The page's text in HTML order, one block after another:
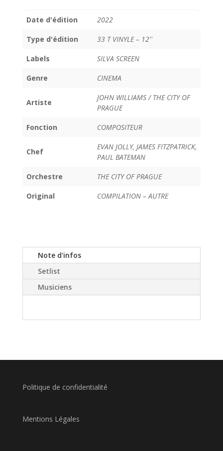
Date d'édition 2022
Type d'édition 33 T VINYLE – 12''
Labels SILVA SCREEN
Genre CINEMA
Artiste
JOHN WILLIAMS / THE CITY OF
PRAGUE
Fonction COMPOSITEUR
Chef
EVAN JOLLY, JAMES FITZPATRICK,
PAUL BATEMAN
Orchestre THE CITY OF PRAGUE
Original COMPILATION – AUTRE
Note d'infos
Setlist
Musiciens
Politique de confidentialité
Mentions Légales